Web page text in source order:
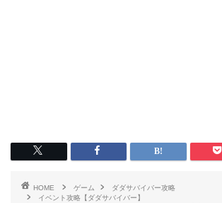
HOME ゲーム
ダダサバイバー攻略
イベント攻略【ダダサバイバー】